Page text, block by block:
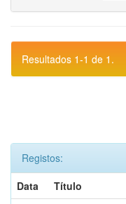
Resultados 1-1 de 1.
Registos:
Data
Título